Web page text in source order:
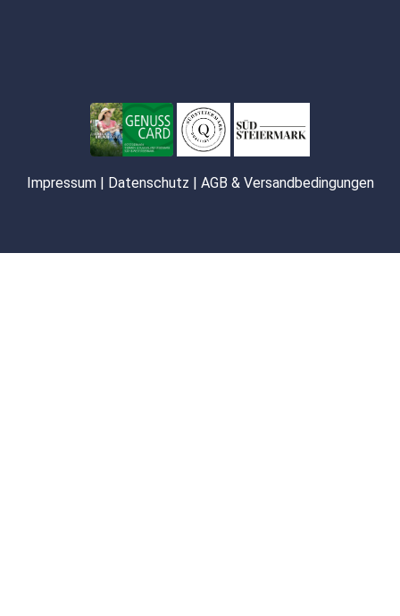
Impressum| Datenschutz | AGB & Versandbedingungen